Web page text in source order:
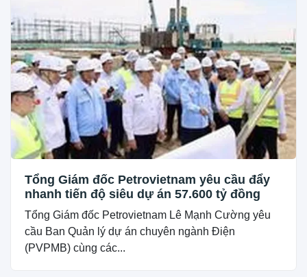
Tổng Giám đốc Petrovietnam yêu cầu đẩy
nhanh tiến độ siêu dự án 57.600 tỷ đồng
Tổng Giám đốc Petrovietnam Lê Mạnh Cường yêu
cầu Ban Quản lý dự án chuyên ngành Điện
(PVPMB) cùng các...